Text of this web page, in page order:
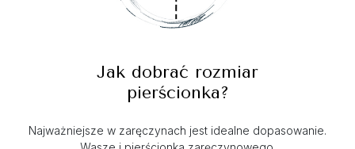
Jak dobrać rozmiar
pierścionka?
Najważniejsze w zaręczynach jest idealne dopasowanie.